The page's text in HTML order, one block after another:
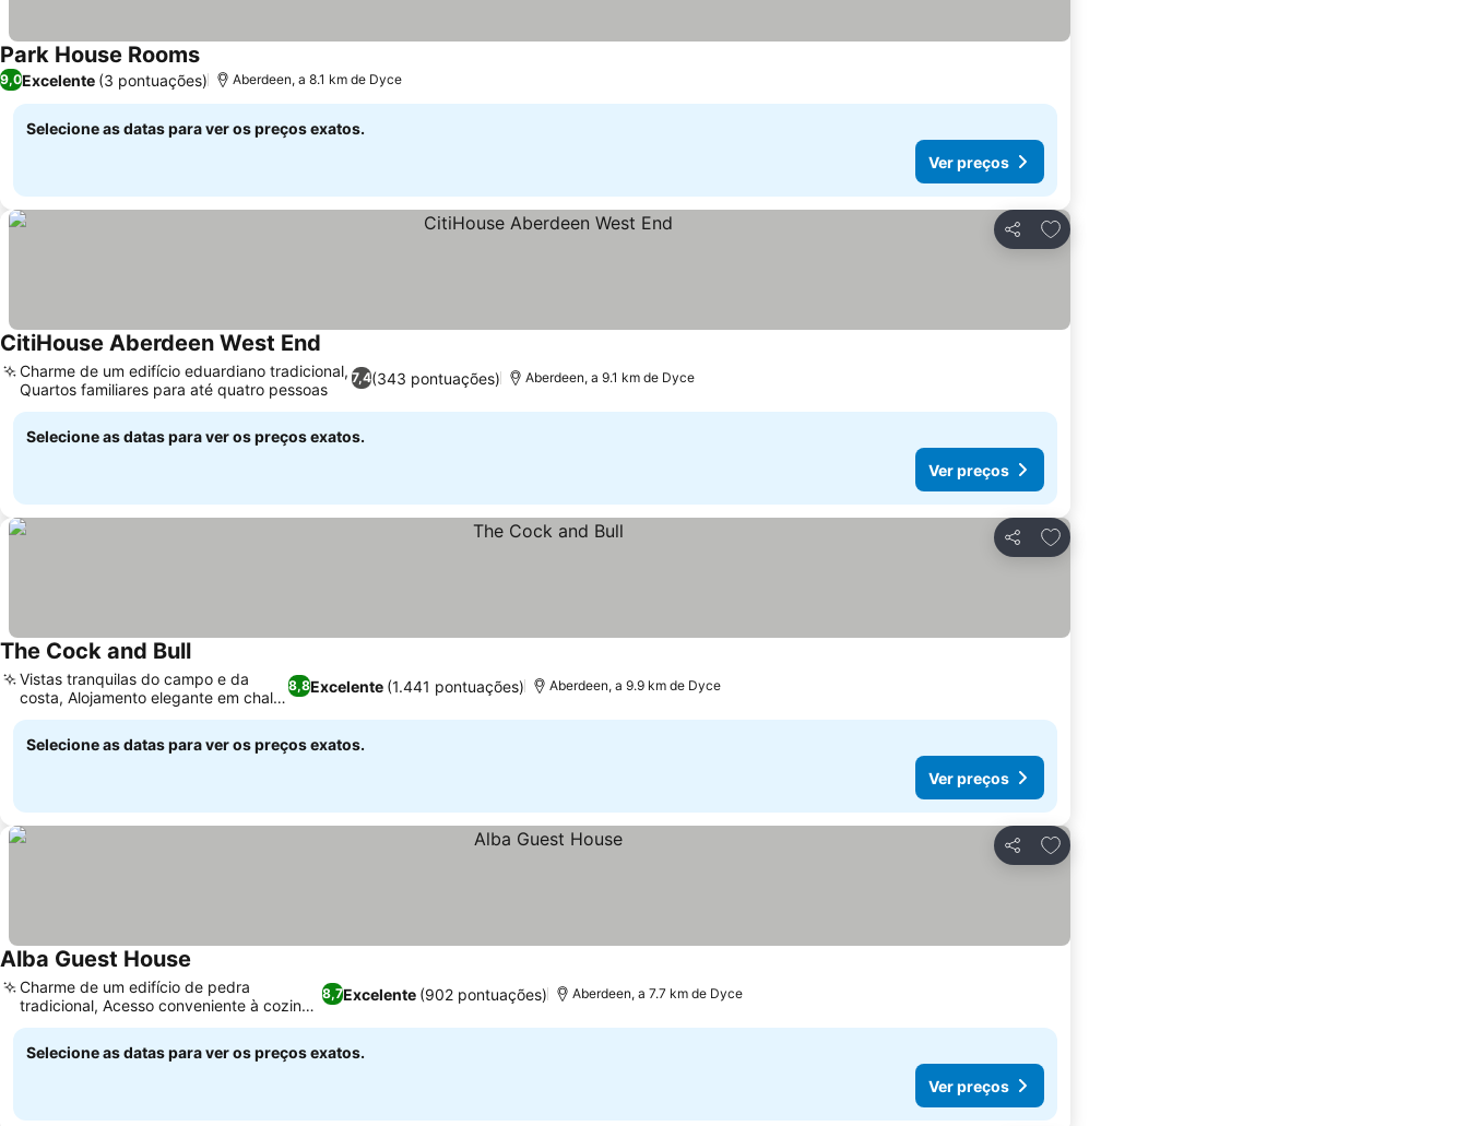
Park House Rooms
9,0Excelente (3 pontuações) Aberdeen, a 8.1 km de Dyce
Selecione as datas para ver os preços exatos.
Ver preços
Partilhar
Adicionar aos favoritos
CitiHouse Aberdeen West End
7,4(343 pontuações)
Charme de um edifício eduardiano tradicional,
Quartos familiares para até quatro pessoas
Aberdeen, a 9.1 km de Dyce
Selecione as datas para ver os preços exatos.
Ver preços
Partilhar
Adicionar aos favoritos
The Cock and Bull
8,8Excelente (1.441 pontuações)
Vistas tranquilas do campo e da
costa, Alojamento elegante em chalé
anexo
Aberdeen, a 9.9 km de Dyce
Selecione as datas para ver os preços exatos.
Ver preços
Partilhar
Adicionar aos favoritos
Alba Guest House
8,7Excelente (902 pontuações)
Charme de um edifício de pedra
tradicional, Acesso conveniente à cozinha
compartilhada
Aberdeen, a 7.7 km de Dyce
Selecione as datas para ver os preços exatos.
Ver preços